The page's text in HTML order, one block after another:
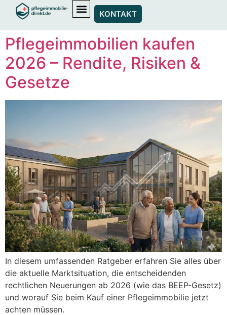
KONTAKT
Pflegeimmobilien kaufen
2026 – Rendite, Risiken &
Gesetze
In diesem umfassenden Ratgeber erfahren Sie alles über
die aktuelle Marktsituation, die entscheidenden
rechtlichen Neuerungen ab 2026 (wie das BEEP-Gesetz)
und worauf Sie beim Kauf einer Pflegeimmobilie jetzt
achten müssen.